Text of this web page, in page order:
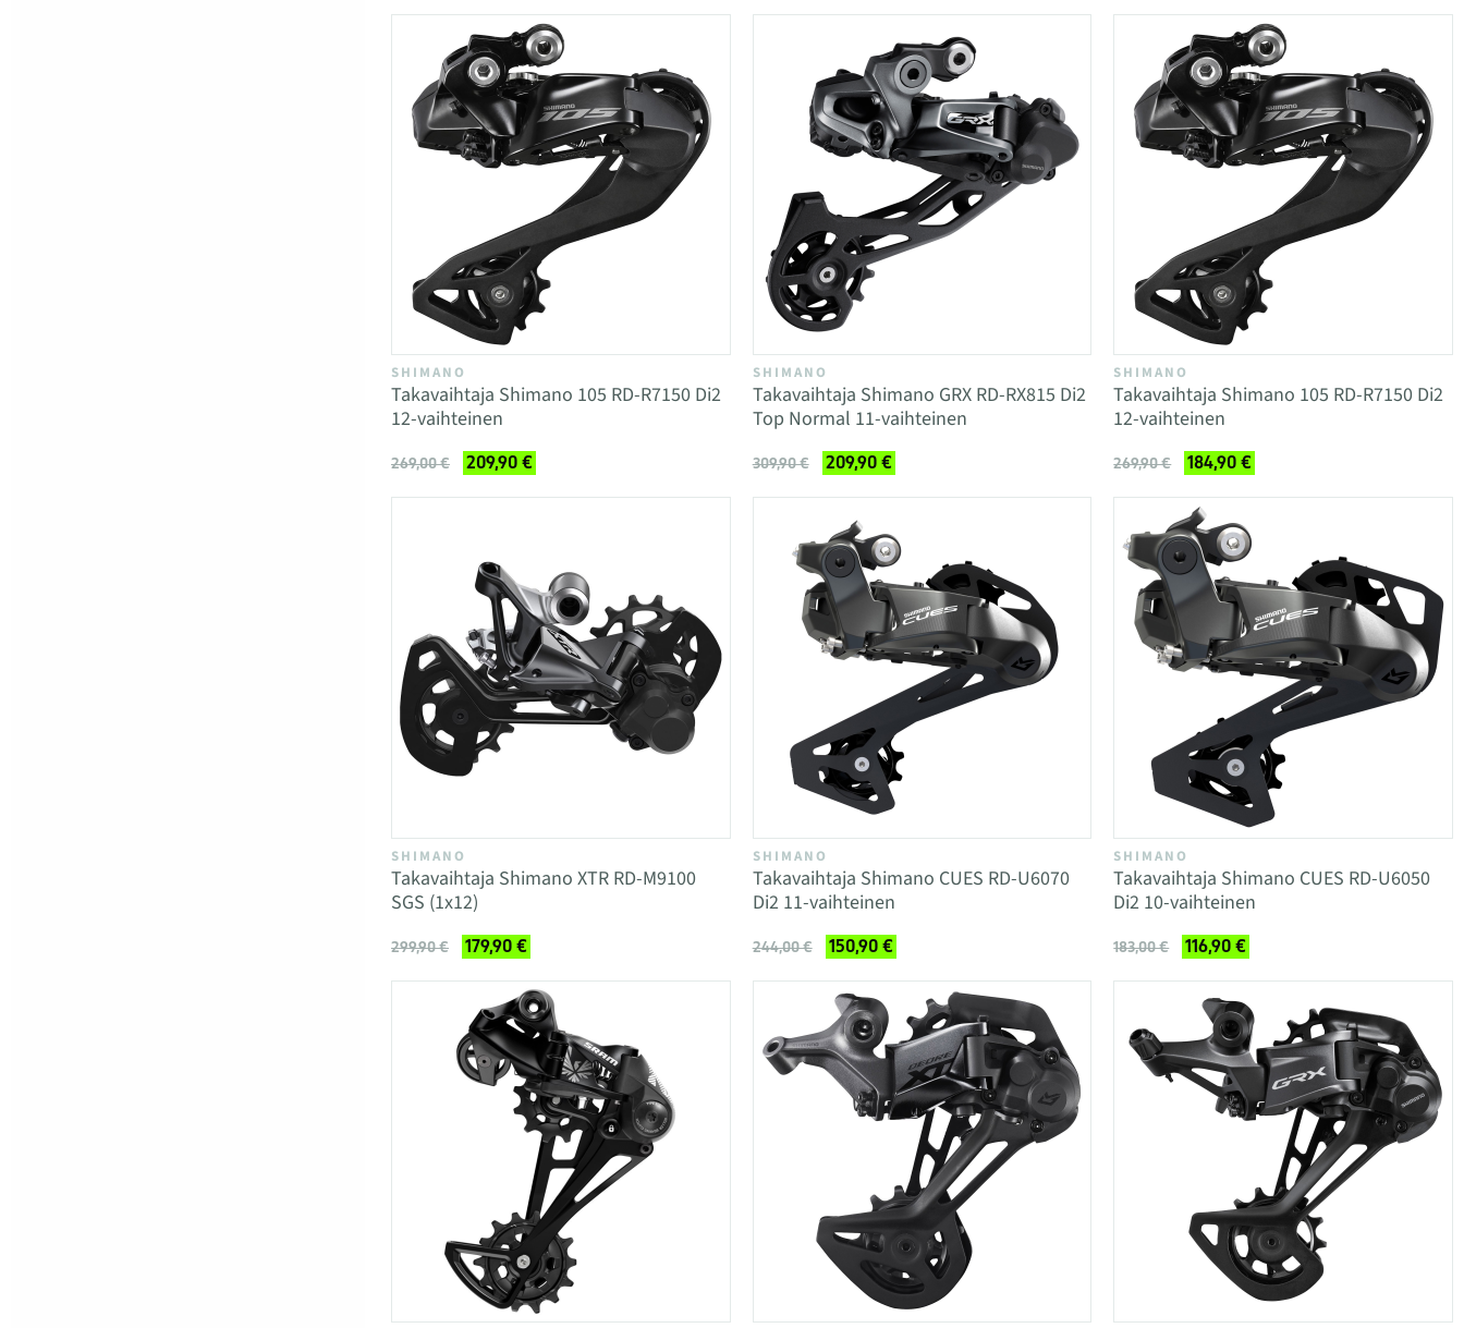
SHIMANO
Takavaihtaja Shimano 105 RD-R7150 Di2
12-vaihteinen
269,00 € 209,90 €
SHIMANO
Takavaihtaja Shimano GRX RD-RX815 Di2
Top Normal 11-vaihteinen
309,90 € 209,90 €
SHIMANO
Takavaihtaja Shimano 105 RD-R7150 Di2
12-vaihteinen
269,90 € 184,90 €
SHIMANO
Takavaihtaja Shimano XTR RD-M9100
SGS (1x12)
299,90 € 179,90 €
SHIMANO
Takavaihtaja Shimano CUES RD-U6070
Di2 11-vaihteinen
244,00 € 150,90 €
SHIMANO
Takavaihtaja Shimano CUES RD-U6050
Di2 10-vaihteinen
183,00 € 116,90 €